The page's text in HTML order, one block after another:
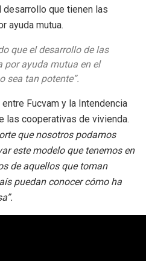
desarrollo que tienen las
ayuda mutua.
que el desarrollo de las
por ayuda mutua en el
sea tan potente”.
Fucvam y la Intendencia
las cooperativas de vivienda.
que nosotros podamos
este modelo que tenemos en
de aquellos que toman
puedan conocer cómo ha